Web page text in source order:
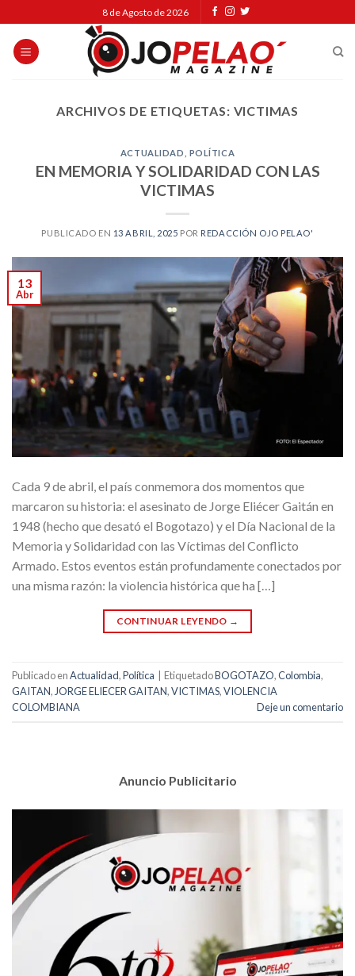
to
content
8 de Agosto de 2026
ARCHIVOS DE ETIQUETAS: VICTIMAS
ACTUALIDAD POLÍTICA
EN MEMORIA Y SOLIDARIDAD CON LAS
VICTIMAS
PUBLICADO EN 13 ABRIL, 2025 POR REDACCIÓN OJO PELAO'
13
Abr
Cada 9 de abril, el país conmemora dos momentos que
marcaron su historia: el asesinato de Jorge Eliécer Gaitán en
1948 (hecho que desató el Bogotazo) y el Día Nacional de la
Memoria y Solidaridad con las Víctimas del Conflicto
Armado. Estos eventos están profundamente conectados por
una misma razón: la violencia histórica que ha […]
CONTINUAR LEYENDO →
Publicado enActualidad,Política EtiquetadoBOGOTAZO,Colombia,
GAITAN, JORGE ELIECER GAITAN,VICTIMAS,VIOLENCIA
COLOMBIANA
Deje un comentario
Anuncio Publicitario